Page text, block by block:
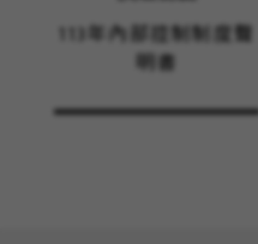
113年內部控制制度聲
明書